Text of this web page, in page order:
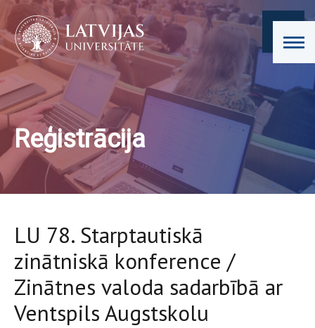
Reģistrācija
LU 78. Starptautiskā
zinātniskā konference /
Zinātnes valoda sadarbībā ar
Ventspils Augstskolu